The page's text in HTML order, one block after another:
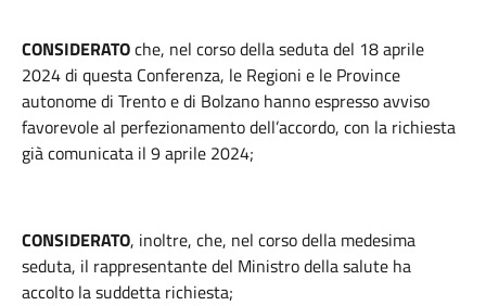
CONSIDERATOche, nel corso della seduta del 18 aprile
2024 di questa Conferenza, le Regioni e le Province
autonome di Trento e di Bolzano hanno espresso avviso
favorevole al perfezionamento dell’accordo, con la richiesta
già comunicata il 9 aprile 2024;
CONSIDERATO, inoltre, che, nel corso della medesima
seduta, il rappresentante del Ministro della salute ha
accolto la suddetta richiesta;